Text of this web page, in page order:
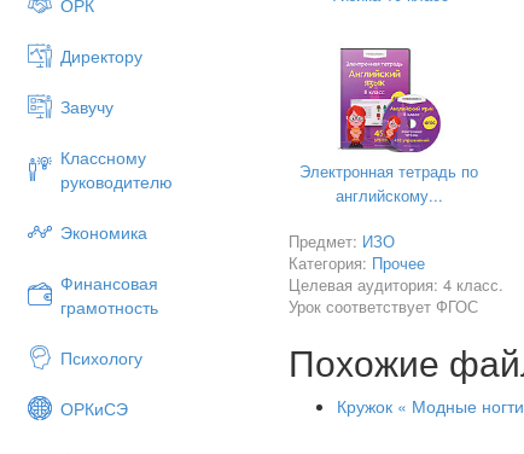
ОРК
Директору
Завучу
Классному
руководителю
Экономика
Финансовая
грамотность
Психологу
ОРКиСЭ
Электронная тетрадь по
английскому...
Предмет: ИЗО
Категория: Прочее
Целевая аудитория: 4 класс.
Урок соответствует ФГОС
Похожие
Кружок « Модные